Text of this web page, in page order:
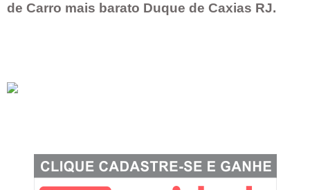
de Carro mais barato Duque de Caxias RJ.